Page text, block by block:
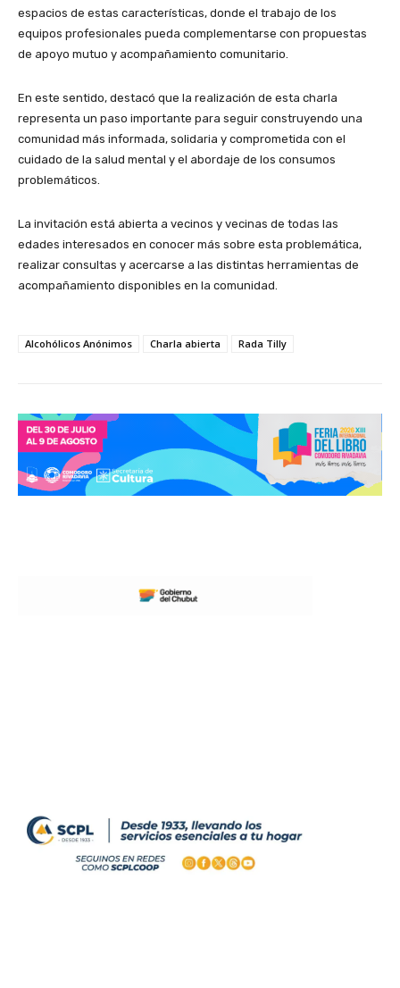
espacios de estas características, donde el trabajo de los
equipos profesionales pueda complementarse con propuestas
de apoyo mutuo y acompañamiento comunitario.
En este sentido, destacó que la realización de esta charla
representa un paso importante para seguir construyendo una
comunidad más informada, solidaria y comprometida con el
cuidado de la salud mental y el abordaje de los consumos
problemáticos.
La invitación está abierta a vecinos y vecinas de todas las
edades interesados en conocer más sobre esta problemática,
realizar consultas y acercarse a las distintas herramientas de
acompañamiento disponibles en la comunidad.
Alcohólicos Anónimos Charla abierta Rada Tilly